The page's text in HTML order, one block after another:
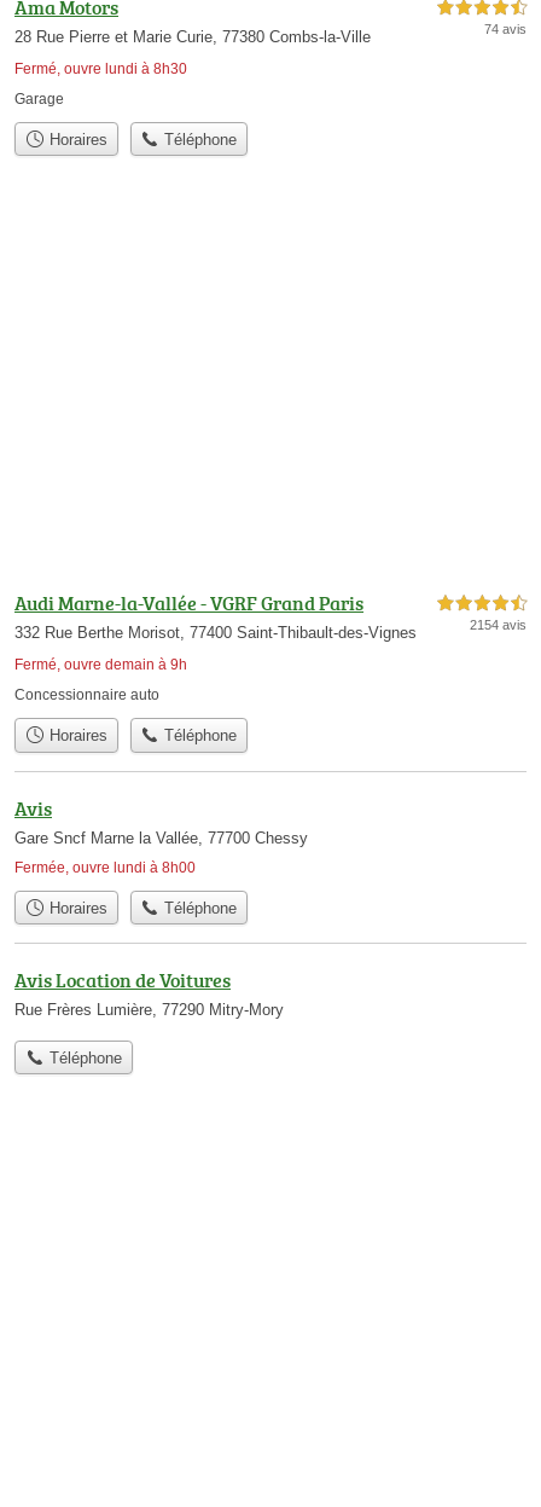
Ama Motors
28 Rue Pierre et Marie Curie, 77380 Combs-la-Ville
Fermé, ouvre lundi à 8h30
4,5 étoiles sur 5
74 avis
Garage
Horaires Téléphone
Audi Marne-la-Vallée - VGRF Grand Paris
332 Rue Berthe Morisot, 77400 Saint-Thibault-des-Vignes
Fermé, ouvre demain à 9h
4,5 étoiles sur 5
2154 avis
Concessionnaire auto
Horaires Téléphone
Avis
Gare Sncf Marne la Vallée, 77700 Chessy
Fermée, ouvre lundi à 8h00
Horaires Téléphone
Avis Location de Voitures
Rue Frères Lumière, 77290 Mitry-Mory
Téléphone